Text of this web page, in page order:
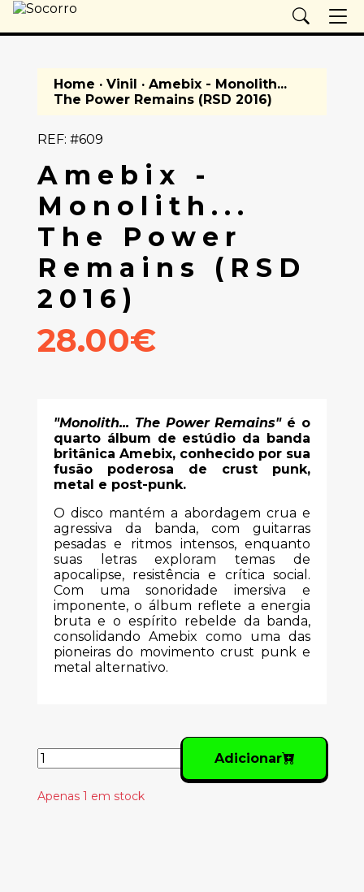
Home · Vinil · Amebix - Monolith...
The Power Remains (RSD 2016)
REF: #609
Amebix -
Monolith...
The Power
Remains (RSD
2016)
28.00€
"Monolith... The Power Remains"é o
quarto álbum de estúdio da banda
britânica Amebix, conhecido por sua
fusão poderosa de crust punk,
metal e post-punk.
O disco mantém a abordagem crua e
agressiva da banda, com guitarras
pesadas e ritmos intensos, enquanto
suas letras exploram temas de
apocalipse, resistência e crítica social.
Com uma sonoridade imersiva e
imponente, o álbum reflete a energia
bruta e o espírito rebelde da banda,
consolidando Amebix como uma das
pioneiras do movimento crust punk e
metal alternativo.
Adicionar
Apenas 1 em stock